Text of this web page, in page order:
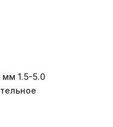
мм 1.5-5.0